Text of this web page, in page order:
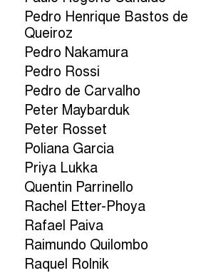
Pedro Henrique Bastos de
Queiroz
Pedro Nakamura
Pedro Rossi
Pedro de Carvalho
Peter Maybarduk
Peter Rosset
Poliana Garcia
Priya Lukka
Quentin Parrinello
Rachel Etter-Phoya
Rafael Paiva
Raimundo Quilombo
Raquel Rolnik